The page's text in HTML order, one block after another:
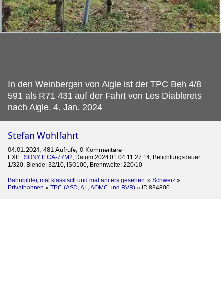
In den Weinbergen von Aigle ist der TPC Beh 4/8
591 als R71 431 auf der Fahrt von Les Diablerets
nach Aigle. 4. Jan. 2024
Stefan Wohlfahrt
04.01.2024, 481 Aufrufe, 0 Kommentare
EXIF: SONY ILCA-77M2 , Datum 2024:01:04 11:27:14, Belichtungsdauer:
1/320, Blende: 32/10, ISO100, Brennweite: 220/10
Bahnbilder, mal klassisch und mal anders gesehen. » Schweiz »
Privatbahnen » TPC (ASD, AL, AOMC und BVB) » ID 834800